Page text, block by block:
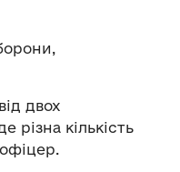
двох
різна кількість